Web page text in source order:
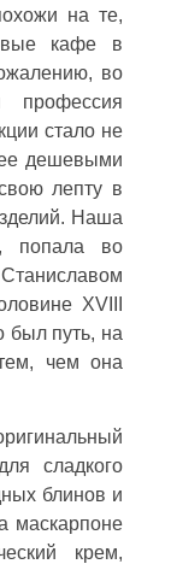
на те,
кафе в
во
стало не
дешевыми
лепту в
Наша
попала во
XVIII
был путь, на
чем она
сладкого
блинов и
маскарпоне
крем,